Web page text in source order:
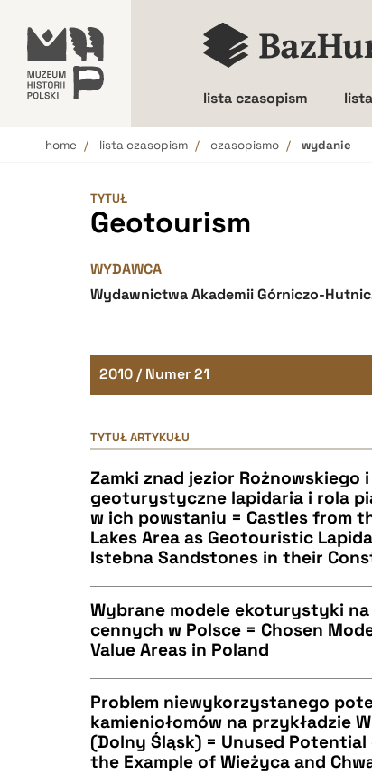
lista czasopism
home lista czasopism czasopismo wydanie
TYTUŁ
Geotourism
WYDAWCA
Wydawnictwa Akademii Górniczo-
2010 / Numer 21
TYTUŁ ARTYKUŁU
Zamki znad jezior Rożnowskiego
geoturystyczne lapidaria i rola
w ich powstaniu = Castles from
Lakes Area as Geotouristic
Istebna Sandstones in their
CZYSTY TEKST
BIBTEX
Wybrane modele ekoturystyki
cennych w Polsce = Chosen
Value Areas in Poland
CZYSTY TEKST
Problem niewykorzystanego
kamieniołomów na przykładzie
(Dolny Śląsk) = Unused
the Example of Wieżyca and